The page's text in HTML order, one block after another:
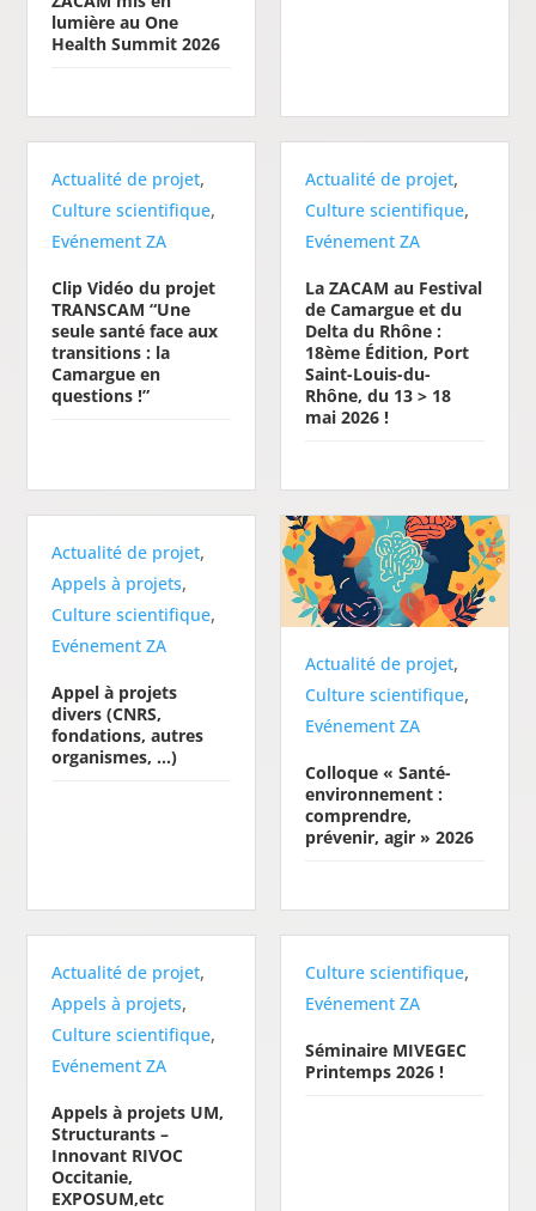
lumière au One
Health Summit 2026
Actualité de projet,
Culture scientifique,
Evénement ZA
Clip Vidéo du projet
TRANSCAM “Une
seule santé face aux
transitions : la
Camargue en
questions !”
Actualité de projet,
Culture scientifique,
Evénement ZA
La ZACAM au Festival
de Camargue et du
Delta du Rhône :
18ème Édition, Port
Saint-Louis-du-
Rhône, du 13 > 18
mai 2026 !
Actualité de projet,
Appels à projets,
Culture scientifique,
Evénement ZA
Appel à projets
divers (CNRS,
fondations, autres
organismes, …)
Actualité de projet,
Culture scientifique,
Evénement ZA
Colloque « Santé-
environnement :
comprendre,
prévenir, agir » 2026
Actualité de projet,
Appels à projets,
Culture scientifique,
Evénement ZA
Appels à projets UM,
Structurants –
Innovant RIVOC
Occitanie,
EXPOSUM,etc
Culture scientifique,
Evénement ZA
Séminaire MIVEGEC
Printemps 2026 !